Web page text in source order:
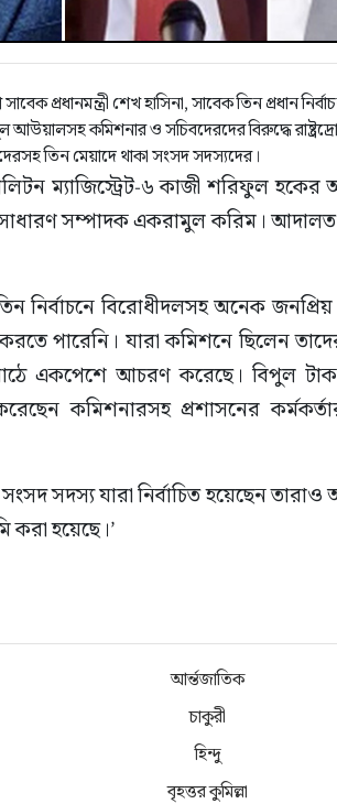
প্রধানমন্ত্রী শেখ হাসিনা, সাবেক তিন প্রধান
কমিশনার ও সচিবদেরদের বিরুদ্ধে
তিন মেয়াদে থাকা সংসদ সদস্যদের।
ম্যাজিস্ট্রেট-৬ কাজী শরিফুল হকের
সম্পাদক একরামুল করিম। আদালত
নির্বাচনে বিরোধীদলসহ অনেক
পারেনি। যারা কমিশনে ছিলেন
একপেশে আচরণ করেছে। বিপুল
কমিশনারসহ প্রশাসনের
সদস্য যারা নির্বাচিত হয়েছেন
হয়েছে।’
আর্ন্তজাতিক
চাকুরী
হিন্দু
বৃহত্তর কুমিল্লা